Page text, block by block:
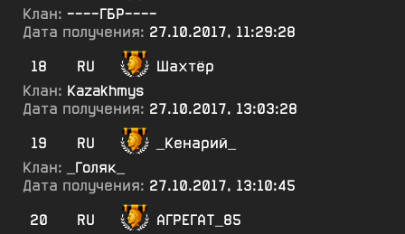
Клан: ----ГБР----
Дата получения: 27.10.2017, 11:29:28
18
RU
Шахтёр
Клан: Kazakhmys
Дата получения: 27.10.2017, 13:03:28
19
RU
_Кенарий_
Клан:
_Голяк_
Дата получения: 27.10.2017, 13:10:45
20
RU
АГРЕГАТ_85